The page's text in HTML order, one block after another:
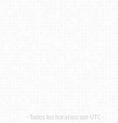
- Todos los horarios son UTC -